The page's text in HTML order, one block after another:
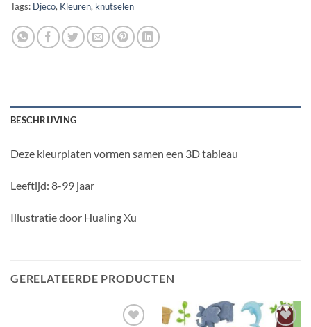
Tags: Djeco, Kleuren, knutselen
BESCHRIJVING
Deze kleurplaten vormen samen een 3D tableau
Leeftijd: 8-99 jaar
Illustratie door Hualing Xu
GERELATEERDE PRODUCTEN